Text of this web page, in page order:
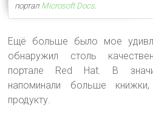
портал Microsoft Docs.
Ещё больше было мое
обнаружил столь
портале Red Hat. В
напоминали больше
продукту.